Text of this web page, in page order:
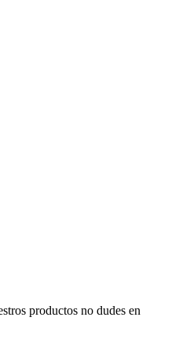
productos no dudes en